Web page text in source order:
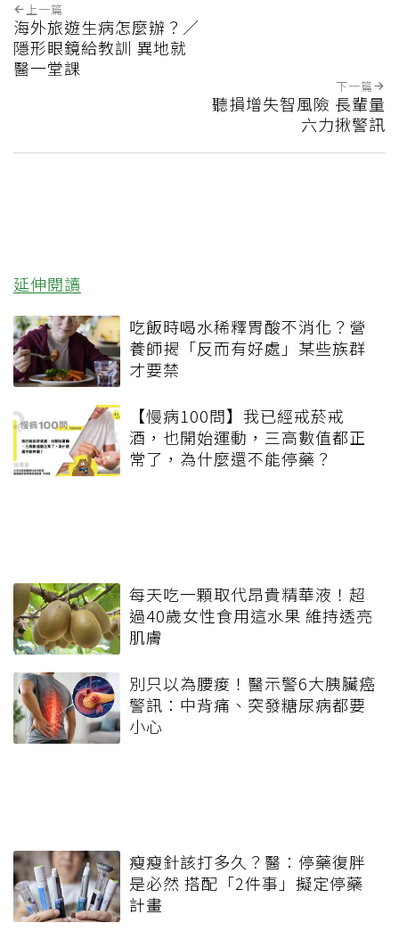
上一篇
海外旅遊生病怎麼辦？／
隱形眼鏡給教訓 異地就
醫一堂課
下一篇
聽損增失智風險 長輩量
六力揪警訊
延伸閱讀
吃飯時喝水稀釋胃酸不消化？營
養師揭「反而有好處」某些族群
才要禁
【慢病100問】我已經戒菸戒
酒，也開始運動，三高數值都正
常了，為什麼還不能停藥？
每天吃一顆取代昂貴精華液！超
過40歲女性食用這水果 維持透亮
肌膚
別只以為腰痠！醫示警6大胰臟癌
警訊：中背痛、突發糖尿病都要
小心
瘦瘦針該打多久？醫：停藥復胖
是必然 搭配「2件事」擬定停藥
計畫